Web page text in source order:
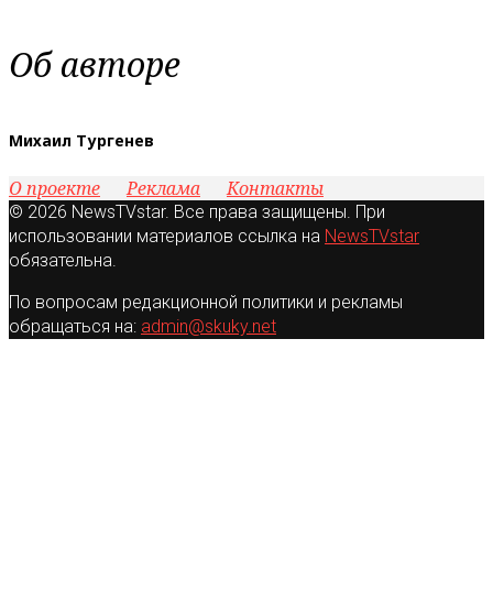
Об авторе
Михаил Тургенев
О проекте Реклама Контакты
© 2026 NewsTVstar. Все права защищены. При
использовании материалов ссылка на NewsTVstar
обязательна.
По вопросам редакционной политики и рекламы
обращаться на: admin@skuky.net